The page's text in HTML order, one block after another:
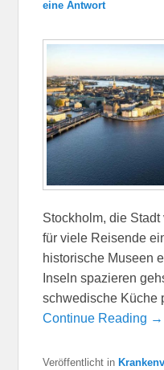
eine Antwort
Stockholm, die
für viele Reisende
historische Museen
Inseln spazieren
schwedische Küche
Continue Reading →
Veröffentlicht in